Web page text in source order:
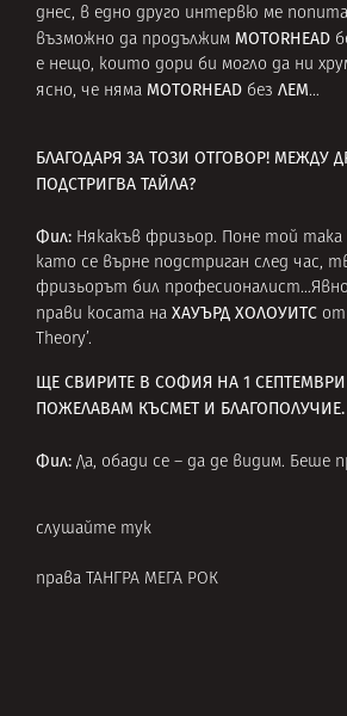
днес, в едно друго интервю ме
възможно да продължим MOTORHEAD
е нещо, които дори би могло да ни
ясно, че няма MOTORHEAD без ЛЕМ…
БЛАГОДАРЯ ЗА ТОЗИ ОТГОВОР! МЕЖДУ
ПОДСТРИГВА ТАЙЛА?
Фил: Някакъв фризьор. Поне той така
като се върне подстриган след час,
фризьорът бил
прави косата на ХАУЪРД ХОЛОУИТС от
Theory’.
ЩЕ СВИРИТЕ В СОФИЯ НА 1
ПОЖЕЛАВАМ КЪСМЕТ И БЛАГОПОЛУЧИЕ.
Фил: Да, обади се – да де видим. Беше
слушайте тук
права ТАНГРА МЕГА РОК